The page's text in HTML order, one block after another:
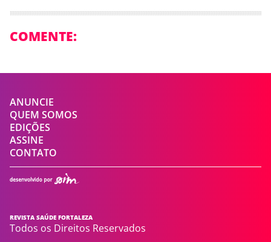
COMENTE:
ANUNCIE
QUEM SOMOS
EDIÇÕES
ASSINE
CONTATO
REVISTA SAÚDE FORTALEZA
Todos os Direitos Reservados